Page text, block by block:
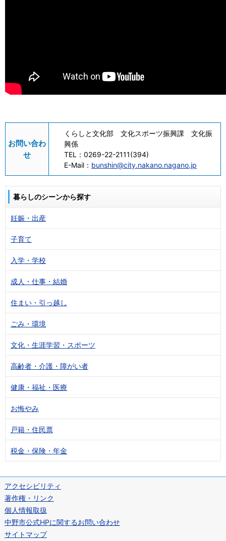
お問い合わ
せ
くらしと文化部 文化スポーツ振興課 文化振
興係
TEL： 0269-22-2111(394)
E-Mail： bunshin@city.nakano.nagano.jp
暮らしのシーンから探す
妊娠・出産
子育て
入学・学校
成人・仕事・結婚
住まい・引っ越し
ごみ・環境
文化・生涯学習・スポーツ
高齢者・介護・障がい者
健康・福祉・医療
お悔やみ
戸籍・住民票
税金・保険・年金
アクセシビリティ
著作権・リンク
個人情報取扱
中野市公式HPに関するお問い合わせ
サイトマップ